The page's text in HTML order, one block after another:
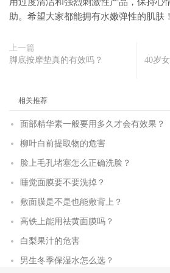
用过度清洁和强烈刺激性产品，保持心
助。希望大家都能拥有水嫩弹性的肌肤！
上一篇
脚底按摩垫真的有效吗？
40岁
相关推荐
面部精华素一般要用多久才会有效果？
柳叶白前提取物的危害
脸上毛孔堵塞怎么正确洗脸？
睡觉面膜要不要洗掉？
敷面膜是不是也能敷背上？
高铁上能用祛黄面膜吗？
白梨果汁的危害
男生冬季保湿水怎么选？